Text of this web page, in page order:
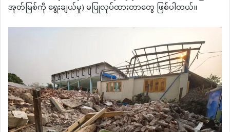
အုတ်မြစ်ကို ရွေးချယ်မှု) မပြုလုပ်ထားတာတွေ ဖြစ်ပါတယ်။